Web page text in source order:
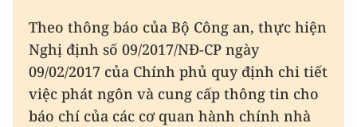
Theo thông báo của Bộ Công an, thực hiện
Nghị định số 09/2017/NĐ-CP ngày
09/02/2017 của Chính phủ quy định chi tiết
việc phát ngôn và cung cấp thông tin cho
báo chí của các cơ quan hành chính nhà